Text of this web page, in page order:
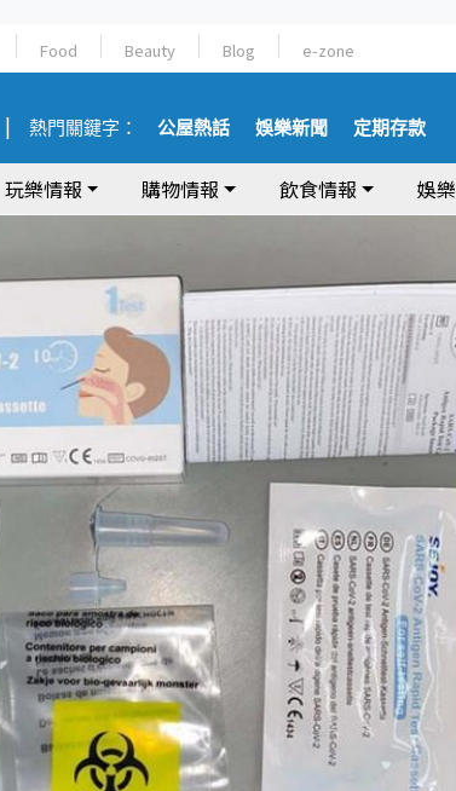
Food Beauty Blog e-zone
熱門關鍵字： 公屋熱話 娛樂新聞 定期存款
玩樂情報 購物情報 飲食情報 娛樂